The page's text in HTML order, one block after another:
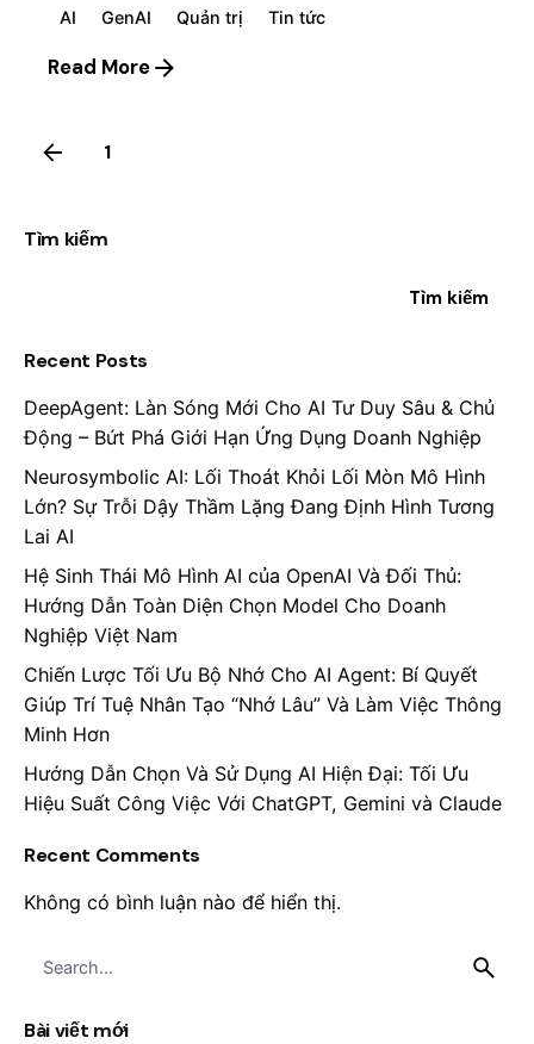
Tìm kiếm
Tìm kiếm
Recent Posts
DeepAgent: Làn Sóng Mới Cho AI Tư Duy Sâu & Chủ
Động – Bứt Phá Giới Hạn Ứng Dụng Doanh Nghiệp
Neurosymbolic AI: Lối Thoát Khỏi Lối Mòn Mô Hình
Lớn? Sự Trỗi Dậy Thầm Lặng Đang Định Hình Tương
Lai AI
Hệ Sinh Thái Mô Hình AI của OpenAI Và Đối Thủ:
Hướng Dẫn Toàn Diện Chọn Model Cho Doanh
Nghiệp Việt Nam
Chiến Lược Tối Ưu Bộ Nhớ Cho AI Agent: Bí Quyết
Giúp Trí Tuệ Nhân Tạo “Nhớ Lâu” Và Làm Việc Thông
Minh Hơn
Hướng Dẫn Chọn Và Sử Dụng AI Hiện Đại: Tối Ưu
Hiệu Suất Công Việc Với ChatGPT, Gemini và Claude
Recent Comments
Không có bình luận nào để hiển thị.
Bài viết mới
AI GenAI Quản trị Tin tức
Read More
1